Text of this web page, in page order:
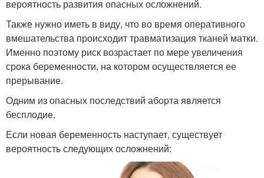
вероятность развития опасных осложнений.
Также нужно иметь в виду, что во время оперативного
вмешательства происходит травматизация тканей матки.
Именно поэтому риск возрастает по мере увеличения
срока беременности, на котором осуществляется ее
прерывание.
Одним из опасных последствий аборта является
бесплодие.
Если новая беременность наступает, существует
вероятность следующих осложнений: